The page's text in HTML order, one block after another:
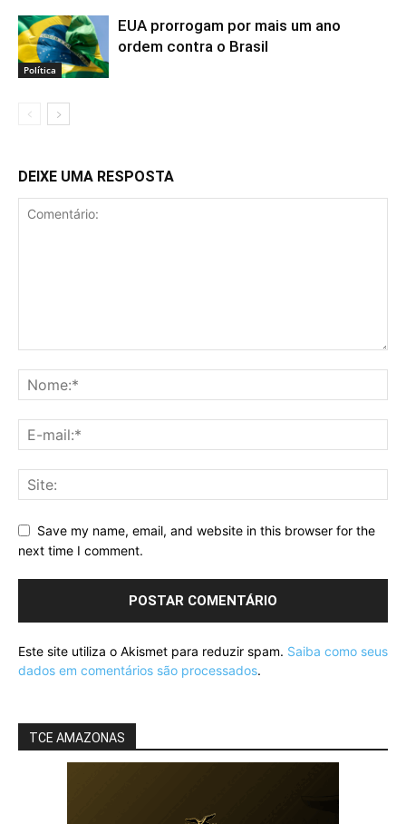
Política
EUA prorrogam por mais um ano
ordem contra o Brasil
DEIXE UMA RESPOSTA
Save my name, email, and website in this browser for the
next time I comment.
Este site utiliza o Akismet para reduzir spam. Saiba como seus
dados em comentários são processados.
TCE AMAZONAS